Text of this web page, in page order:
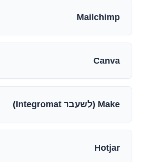
Mailchimp
Canva
Make (לשעבר Integromat)
Hotjar